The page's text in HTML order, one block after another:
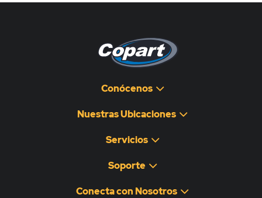
Conócenos
Nuestras Ubicaciones
Servicios
Soporte
Conecta con Nosotros